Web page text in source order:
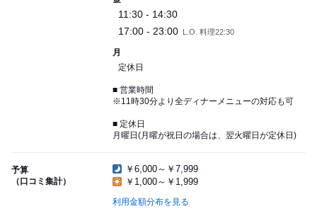
11:30 - 14:30
17:00 - 23:00 L.O. 料理22:30
月
定休日
■ 営業時間
※11時30分より全ディナーメニューの対応も可
■ 定休日
月曜日(月曜が祝日の場合は、翌火曜日が定休日)
予算
（口コミ集計）
￥6,000～￥7,999
￥1,000～￥1,999
利用金額分布を見る